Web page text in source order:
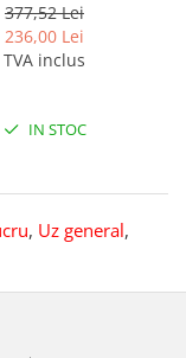
377,52 Lei
236,00 Lei
TVA inclus
IN STOC
, Uz general,